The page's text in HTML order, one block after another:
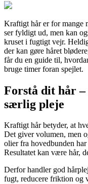
Kraftigt hår er for mange
ser fyldigt ud, men kan
kruset i fugtigt vejr.
der kan gøre håret
får du en guide til,
bruge timer foran spejlet.
Forstå dit hår
særlig pleje
Kraftigt hår betyder, at
Det giver volumen, men
olier fra hovedbunden
Resultatet kan være hår,
Derfor handler god
fugt, reducere friktion og